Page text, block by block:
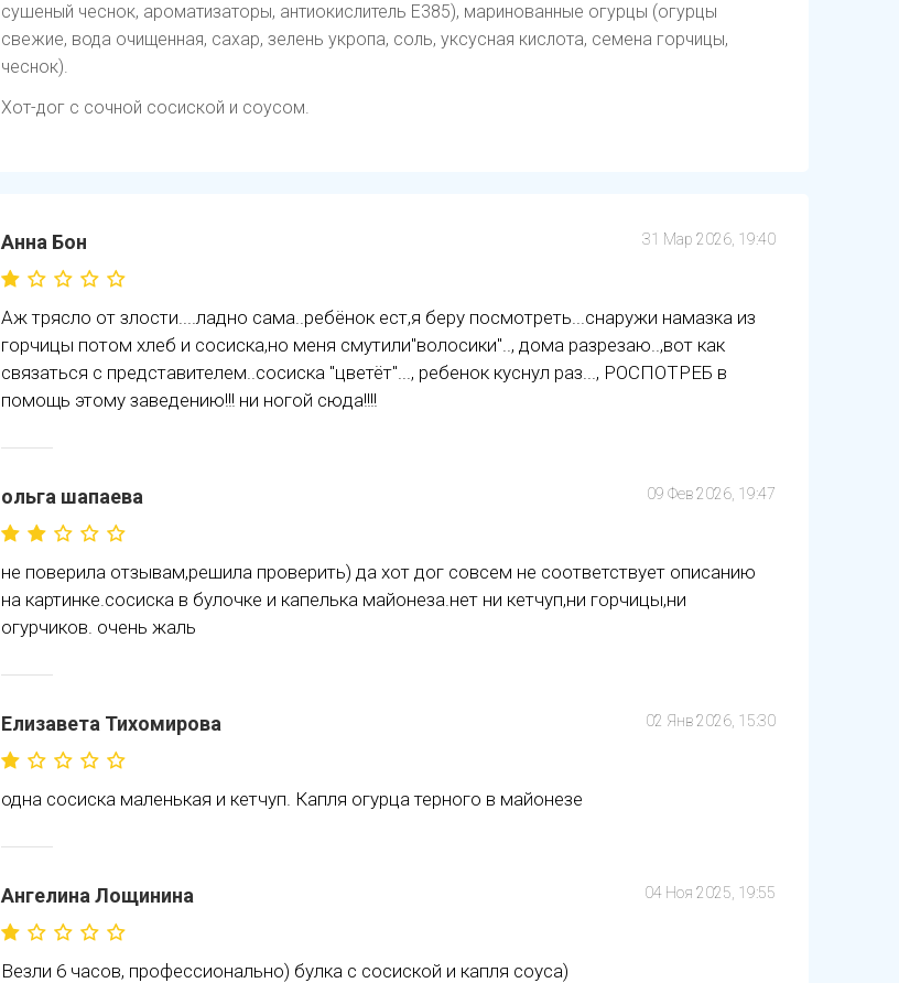
сушеный чеснок, ароматизаторы, антиокислитель Е385), маринованные огурцы (огурцы
свежие, вода очищенная, сахар, зелень укропа, соль, уксусная кислота, семена горчицы,
чеснок).
Хот-дог с сочной сосиской и соусом.
Анна Бон 31 Мар 2026, 19:40
Аж трясло от злости....ладно сама..ребёнок ест,я беру посмотреть...снаружи намазка из
горчицы потом хлеб и сосиска,но меня смутили"волосики".., дома разрезаю..,вот как
связаться с представителем..сосиска "цветёт"..., ребенок куснул раз..., РОСПОТРЕБ в
помощь этому заведению!!! ни ногой сюда!!!!
ольга шапаева 09 Фев 2026, 19:47
не поверила отзывам,решила проверить) да хот дог совсем не соответствует описанию
на картинке.сосиска в булочке и капелька майонеза.нет ни кетчуп,ни горчицы,ни
огурчиков. очень жаль
Елизавета Тихомирова 02 Янв 2026, 15:30
одна сосиска маленькая и кетчуп. Капля огурца терного в майонезе
Ангелина Лощинина 04 Ноя 2025, 19:55
Везли 6 часов, профессионально) булка с сосиской и капля соуса)